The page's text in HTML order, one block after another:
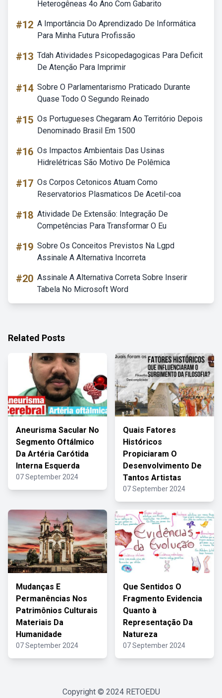
Heterogêneas 4o Ano Com Gabarito
#12 A Importância Do Aprendizado De Informática
Para Minha Futura Profissão
#13 Tdah Atividades Psicopedagogicas Para Deficit
De Atenção Para Imprimir
#14 Sobre O Parlamentarismo Praticado Durante
Quase Todo O Segundo Reinado
#15 Os Portugueses Chegaram Ao Território Depois
Denominado Brasil Em 1500
#16 Os Impactos Ambientais Das Usinas
Hidrelétricas São Motivo De Polêmica
#17 Os Corpos Cetonicos Atuam Como
Reservatorios Plasmaticos De Acetil-coa
#18 Atividade De Extensão: Integração De
Competências Para Transformar O Eu
#19 Sobre Os Conceitos Previstos Na Lgpd
Assinale A Alternativa Incorreta
#20 Assinale A Alternativa Correta Sobre Inserir
Tabela No Microsoft Word
Related Posts
Aneurisma Sacular No
Segmento Oftálmico
Da Artéria Carótida
Interna Esquerda
07 September 2024
Quais Fatores
Históricos
Propiciaram O
Desenvolvimento De
Tantos Artistas
07 September 2024
Mudanças E
Permanências Nos
Patrimônios Culturais
Materiais Da
Humanidade
07 September 2024
Que Sentidos O
Fragmento Evidencia
Quanto à
Representação Da
Natureza
07 September 2024
Copyright © 2024 RETOEDU